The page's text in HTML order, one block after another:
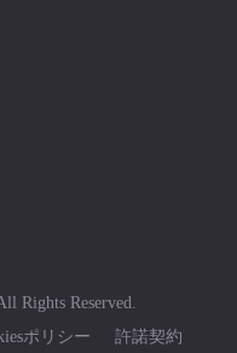
Rights Reserved.
ポリシー 許諾契約